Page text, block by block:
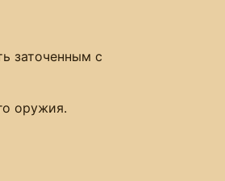
заточенным с
оружия.